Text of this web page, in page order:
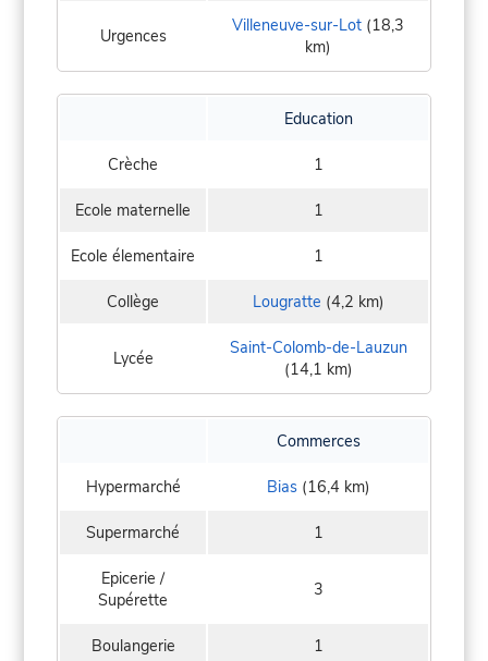
Urgences Villeneuve-sur-Lot (18,3
km)
Education
Crèche 1
Ecole maternelle 1
Ecole élementaire 1
Collège Lougratte (4,2 km)
Lycée
Saint-Colomb-de-Lauzun
(14,1 km)
Commerces
Hypermarché Bias(16,4 km)
Supermarché 1
Epicerie /
Supérette
3
Boulangerie 1